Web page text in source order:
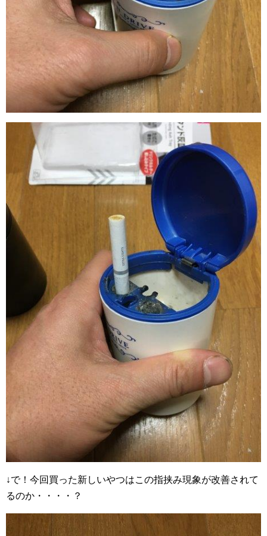
↓で！今回買った新しいやつはこの指挟み現象が改善されて
るのか・・・・？